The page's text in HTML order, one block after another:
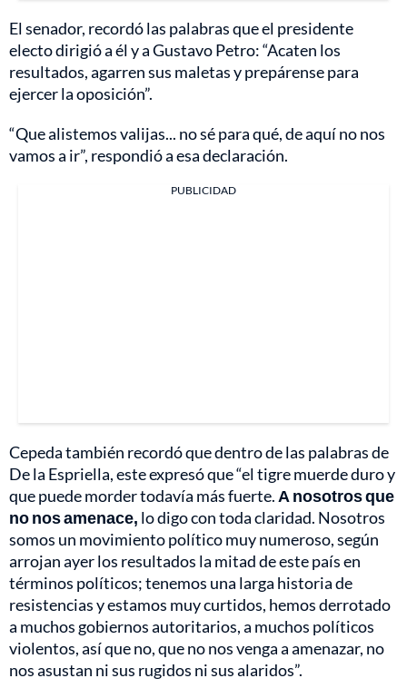
El senador, recordó las palabras que el presidente
electo dirigió a él y a Gustavo Petro: “Acaten los
resultados, agarren sus maletas y prepárense para
ejercer la oposición”.
“Que alistemos valijas... no sé para qué, de aquí no nos
vamos a ir”, respondió a esa declaración.
PUBLICIDAD
Cepeda también recordó que dentro de las palabras de
De la Espriella, este expresó que “el tigre muerde duro y
que puede morder todavía más fuerte. A nosotros que
no nos amenace, lo digo con toda claridad. Nosotros
somos un movimiento político muy numeroso, según
arrojan ayer los resultados la mitad de este país en
términos políticos; tenemos una larga historia de
resistencias y estamos muy curtidos, hemos derrotado
a muchos gobiernos autoritarios, a muchos políticos
violentos, así que no, que no nos venga a amenazar, no
nos asustan ni sus rugidos ni sus alaridos”.